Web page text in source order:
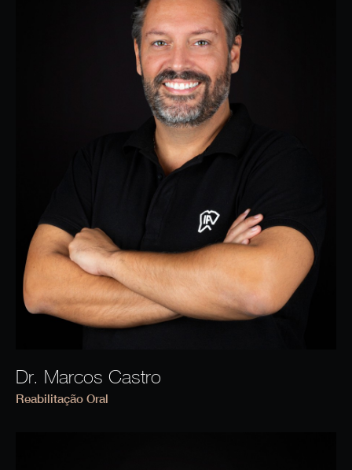
Dr. Marcos Castro
Reabilitação Oral